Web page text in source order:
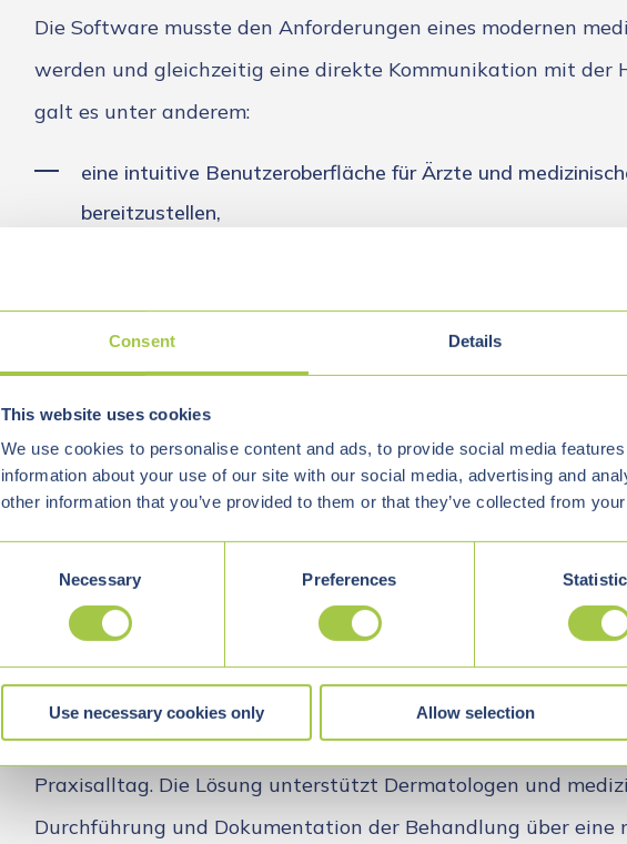
Consent Details
This website uses cookies
We use cookies to personalise content and ads, to provide social media
information about your use of our site with our social media, advertising and
other information that you’ve provided to them or that they’ve collected from
Necessary Preferences
Use necessary cookies only Allow selection
Die Software musste den Anforderungen eines modernen
werden und gleichzeitig eine direkte Kommunikation mit der
galt es unter anderem:
eine intuitive Benutzeroberfläche für Ärzte und
bereitzustellen,
Patientensitzungen digital zu verwalten,
eine stabile Low-Level-Kommunikation zwischen Gerät
sowie eine zuverlässige Geräteansteuerung für den
gewährleisten.
Besonders im MedTech-Umfeld sind Zuverlässigkeit, klare
Behandlungsprozesses ist.
Umsetzung
VIALUTIONS entwickelte eine Desktop-Anwendung zur
Praxisalltag. Die Lösung unterstützt Dermatologen und
Durchführung und Dokumentation der Behandlung über eine